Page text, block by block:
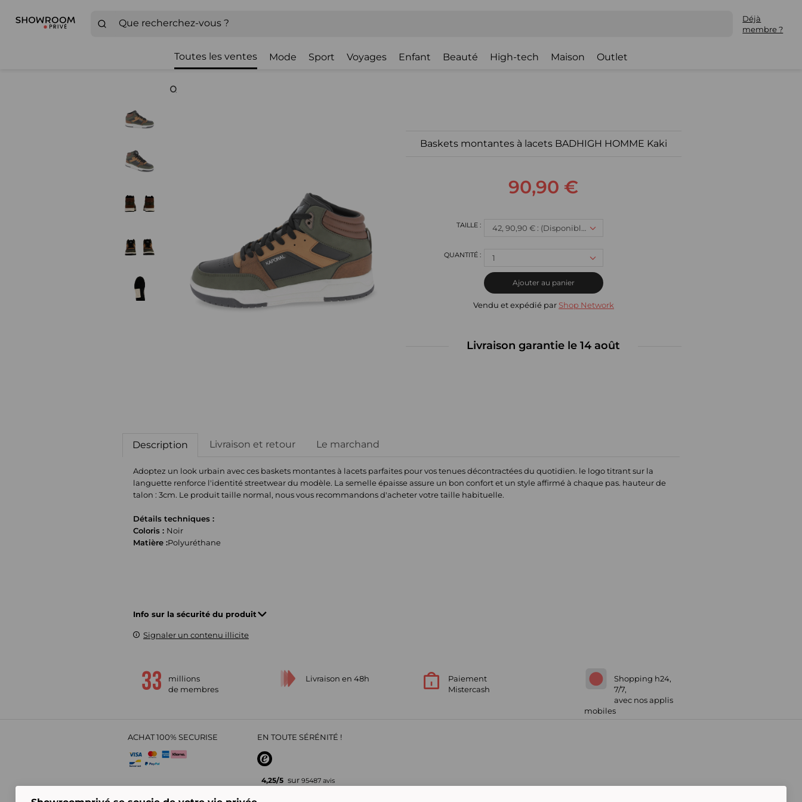
Déjà
membre ?
Toutes les ventes Mode Sport Voyages Enfant Beauté High-tech Maison Outlet
Baskets montantes à lacets BADHIGH HOMME Kaki
90,90 €
42, 90,90 € : (Disponible)
1
Ajouter au panier
Vendu et expédié par Shop Network
Livraison garantie le 14 août
Description Livraison et retour Le marchand
Adoptez un look urbain avec ces baskets montantes à lacets parfaites pour vos tenues décontractées du quotidien. le logo titrant sur la
languette renforce l'identité streetwear du modèle. La semelle épaisse assure un bon confort et un style affirmé à chaque pas. hauteur de
talon : 3cm. Le produit taille normal, nous vous recommandons d'acheter votre taille habituelle.
Détails techniques :
Coloris : Noir
Matière :Polyuréthane
Info sur la sécurité du produit
Signaler un contenu illicite
millions
de membres
Livraison en 48h
Paiement
Mistercash
Shopping h24,
7/7,
avec nos applis
mobiles
ACHAT 100% SECURISE EN TOUTE SÉRÉNITÉ !
4,25/5 sur95487 avis